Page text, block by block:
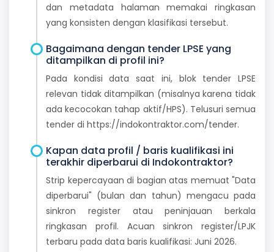
dan metadata halaman memakai ringkasan
yang konsisten dengan klasifikasi tersebut.
Bagaimana dengan tender LPSE yang
ditampilkan di profil ini?
Pada kondisi data saat ini, blok tender LPSE
relevan tidak ditampilkan (misalnya karena tidak
ada kecocokan tahap aktif/HPS). Telusuri semua
tender di https://indokontraktor.com/tender.
Kapan data profil / baris kualifikasi ini
terakhir diperbarui di Indokontraktor?
Strip kepercayaan di bagian atas memuat "Data
diperbarui" (bulan dan tahun) mengacu pada
sinkron register atau peninjauan berkala
ringkasan profil. Acuan sinkron register/LPJK
terbaru pada data baris kualifikasi: Juni 2026.